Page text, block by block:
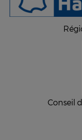
Conseil